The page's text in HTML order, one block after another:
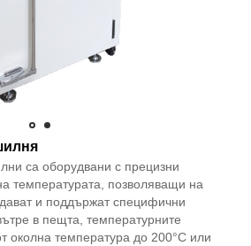
са оборудвани с прецизни
температурата, позволяващи на
и поддържат специфични
в пещта, температурните
околна температура до 200°C или